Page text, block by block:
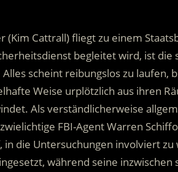
(Kim Cattrall) fliegt zu einem
begleitet wird, ist
scheint reibungslos zu laufen,
Weise urplötzlich aus ihren
Als verständlicherweise
FBI-Agent Warren
in die Untersuchungen involviert
während seine inzwischen